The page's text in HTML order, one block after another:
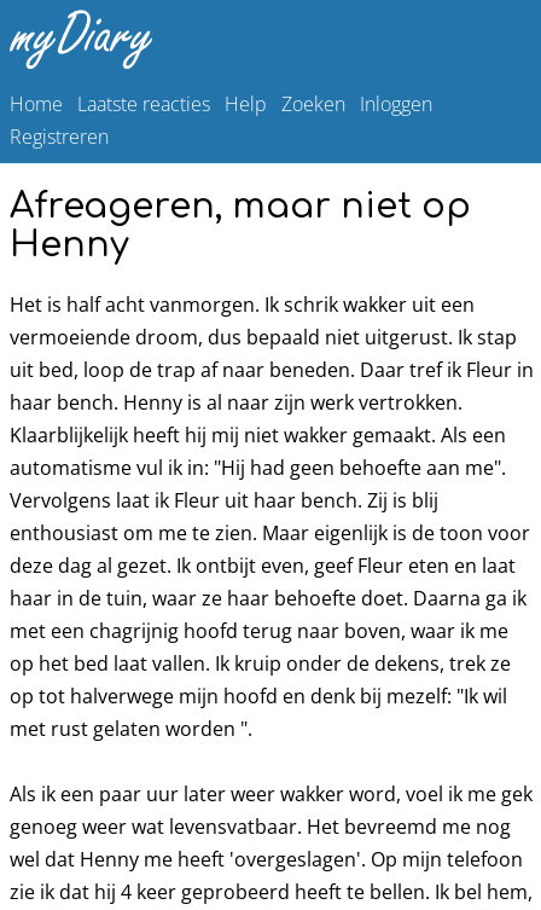
Home Laatste reacties Help Zoeken Inloggen
Registreren
Afreageren, maar niet op
Henny
Het is half acht vanmorgen. Ik schrik wakker uit een
vermoeiende droom, dus bepaald niet uitgerust. Ik stap
uit bed, loop de trap af naar beneden. Daar tref ik Fleur in
haar bench. Henny is al naar zijn werk vertrokken.
Klaarblijkelijk heeft hij mij niet wakker gemaakt. Als een
automatisme vul ik in: "Hij had geen behoefte aan me".
Vervolgens laat ik Fleur uit haar bench. Zij is blij
enthousiast om me te zien. Maar eigenlijk is de toon voor
deze dag al gezet. Ik ontbijt even, geef Fleur eten en laat
haar in de tuin, waar ze haar behoefte doet. Daarna ga ik
met een chagrijnig hoofd terug naar boven, waar ik me
op het bed laat vallen. Ik kruip onder de dekens, trek ze
op tot halverwege mijn hoofd en denk bij mezelf: "Ik wil
met rust gelaten worden ".
Als ik een paar uur later weer wakker word, voel ik me gek
genoeg weer wat levensvatbaar. Het bevreemd me nog
wel dat Henny me heeft 'overgeslagen'. Op mijn telefoon
zie ik dat hij 4 keer geprobeerd heeft te bellen. Ik bel hem,